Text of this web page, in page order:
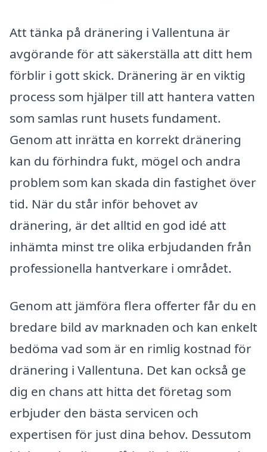
Att tänka på dränering i Vallentuna är
avgörande för att säkerställa att ditt hem
förblir i gott skick. Dränering är en viktig
process som hjälper till att hantera vatten
som samlas runt husets fundament.
Genom att inrätta en korrekt dränering
kan du förhindra fukt, mögel och andra
problem som kan skada din fastighet över
tid. När du står inför behovet av
dränering, är det alltid en god idé att
inhämta minst tre olika erbjudanden från
professionella hantverkare i området.
Genom att jämföra flera offerter får du en
bredare bild av marknaden och kan enkelt
bedöma vad som är en rimlig kostnad för
dränering i Vallentuna. Det kan också ge
dig en chans att hitta det företag som
erbjuder den bästa servicen och
expertisen för just dina behov. Dessutom